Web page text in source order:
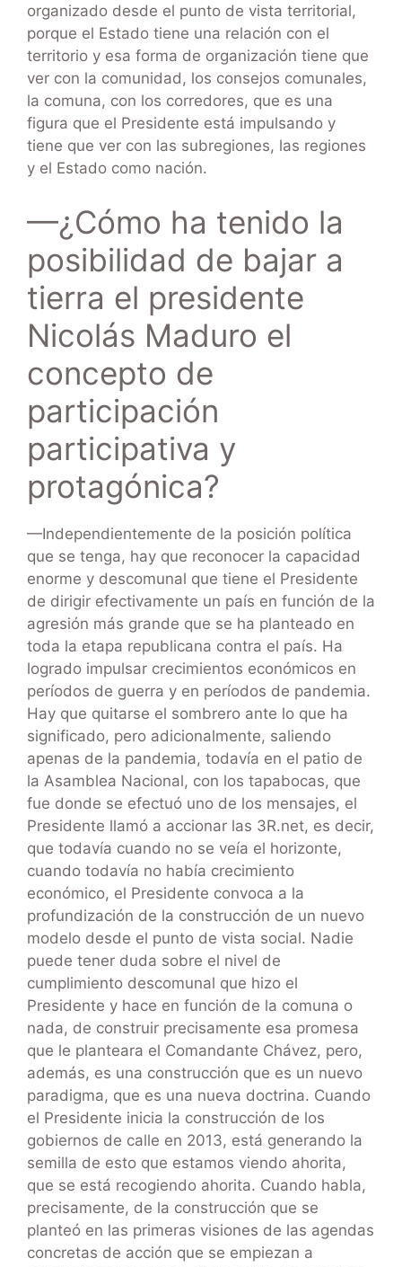
organizado desde el punto de vista territorial,
porque el Estado tiene una relación con el
territorio y esa forma de organización tiene que
ver con la comunidad, los consejos comunales,
la comuna, con los corredores, que es una
figura que el Presidente está impulsando y
tiene que ver con las subregiones, las regiones
y el Estado como nación.
—¿Cómo ha tenido la
posibilidad de bajar a
tierra el presidente
Nicolás Maduro el
concepto de
participación
participativa y
protagónica?
—Independientemente de la posición política
que se tenga, hay que reconocer la capacidad
enorme y descomunal que tiene el Presidente
de dirigir efectivamente un país en función de la
agresión más grande que se ha planteado en
toda la etapa republicana contra el país. Ha
logrado impulsar crecimientos económicos en
períodos de guerra y en períodos de pandemia.
Hay que quitarse el sombrero ante lo que ha
significado, pero adicionalmente, saliendo
apenas de la pandemia, todavía en el patio de
la Asamblea Nacional, con los tapabocas, que
fue donde se efectuó uno de los mensajes, el
Presidente llamó a accionar las 3R.net, es decir,
que todavía cuando no se veía el horizonte,
cuando todavía no había crecimiento
económico, el Presidente convoca a la
profundización de la construcción de un nuevo
modelo desde el punto de vista social. Nadie
puede tener duda sobre el nivel de
cumplimiento descomunal que hizo el
Presidente y hace en función de la comuna o
nada, de construir precisamente esa promesa
que le planteara el Comandante Chávez, pero,
además, es una construcción que es un nuevo
paradigma, que es una nueva doctrina. Cuando
el Presidente inicia la construcción de los
gobiernos de calle en 2013, está generando la
semilla de esto que estamos viendo ahorita,
que se está recogiendo ahorita. Cuando habla,
precisamente, de la construcción que se
planteó en las primeras visiones de las agendas
concretas de acción que se empiezan a